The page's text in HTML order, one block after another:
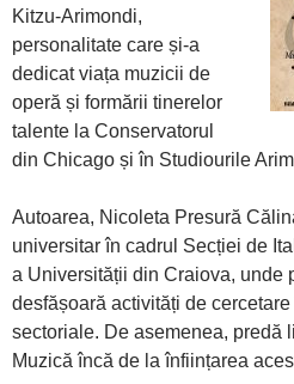
Kitzu-Arimondi,
personalitate care și-a
dedicat viața muzicii de
operă și formării tinerelor
talente la Conservatorul
din Chicago și în Studiourile
Autoarea, Nicoleta Presură
universitar în cadrul Secției de
a Universității din Craiova, unde
desfășoară activități de
sectoriale. De asemenea, predă
Muzică încă de la înființarea